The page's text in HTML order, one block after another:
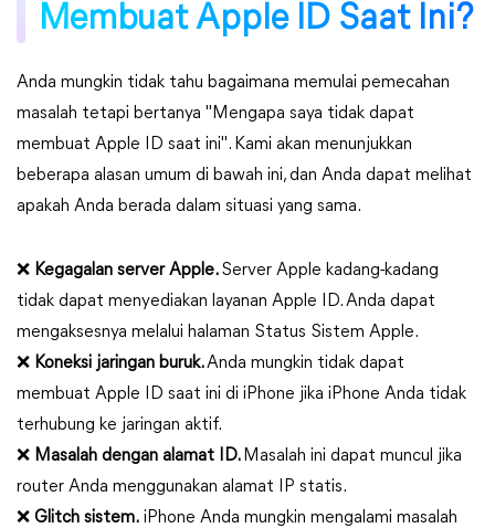
Membuat Apple ID Saat Ini?
Anda mungkin tidak tahu bagaimana memulai pemecahan
masalah tetapi bertanya "Mengapa saya tidak dapat
membuat Apple ID saat ini". Kami akan menunjukkan
beberapa alasan umum di bawah ini, dan Anda dapat melihat
apakah Anda berada dalam situasi yang sama.
❌ Kegagalan server Apple.Server Apple kadang-kadang
tidak dapat menyediakan layanan Apple ID. Anda dapat
mengaksesnya melalui halaman Status Sistem Apple.
❌ Koneksi jaringan buruk.Anda mungkin tidak dapat
membuat Apple ID saat ini di iPhone jika iPhone Anda tidak
terhubung ke jaringan aktif.
❌ Masalah dengan alamat ID. Masalah ini dapat muncul jika
router Anda menggunakan alamat IP statis.
❌ Glitch sistem. iPhone Anda mungkin mengalami masalah